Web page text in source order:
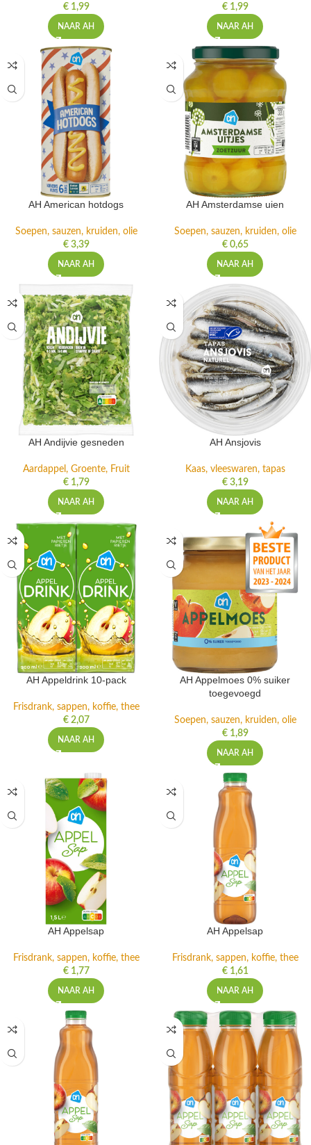
€1,99
NAAR AH
€1,99
NAAR AH
AH American hotdogs
Soepen, sauzen, kruiden, olie
€3,39
NAAR AH
AH Amsterdamse uien
Soepen, sauzen, kruiden, olie
€0,65
NAAR AH
AH Andijvie gesneden
Aardappel, Groente, Fruit
€1,79
NAAR AH
AH Ansjovis
Kaas, vleeswaren, tapas
€3,19
NAAR AH
AH Appeldrink 10-pack
Frisdrank, sappen, koffie, thee
€2,07
NAAR AH
AH Appelmoes 0% suiker
toegevoegd
Soepen, sauzen, kruiden, olie
€1,89
NAAR AH
AH Appelsap
Frisdrank, sappen, koffie, thee
€1,77
NAAR AH
AH Appelsap
Frisdrank, sappen, koffie, thee
€1,61
NAAR AH